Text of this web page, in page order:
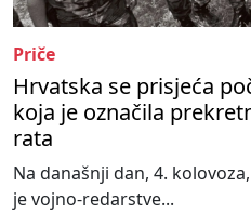
Priče
Hrvatska se prisjeća
koja je označila
rata
Na današnji dan, 4.
je vojno-redarstve...